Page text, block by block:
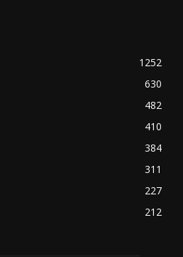
1252
630
482
410
384
311
227
212